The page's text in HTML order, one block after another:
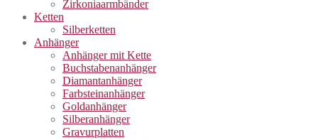
Zirkoniaarmbänder
Ketten
Silberketten
Anhänger
Anhänger mit Kette
Buchstabenanhänger
Diamantanhänger
Farbsteinanhänger
Goldanhänger
Silberanhänger
Gravurplatten